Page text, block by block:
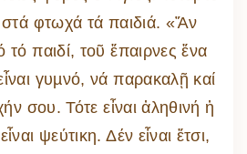
φτωχά τά παιδιά. «Ἄν
παιδί, τοῦ ἔπαιρνες ἕνα
γυµνό, νά παρακαλῇ καί
σου. Τότε εἶναι ἀληθινή ἡ
ψεύτικη. Δέν εἶναι ἔτσι,